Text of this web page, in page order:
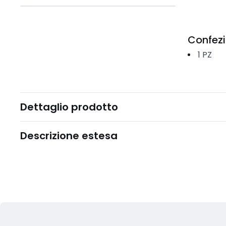
1 PZ
Dettaglio prodotto
Descrizione estesa